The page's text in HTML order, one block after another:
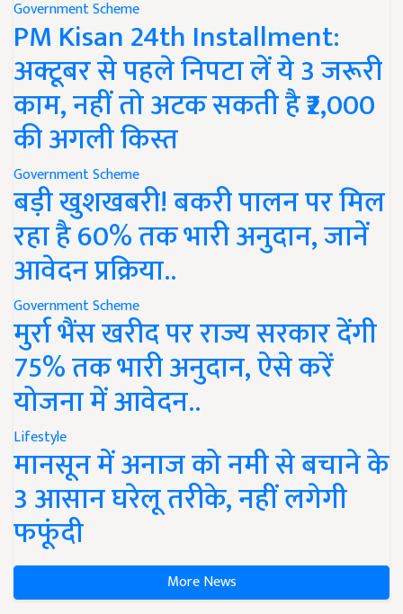
Government Scheme
PM Kisan 24th Installment:
अक्टूबर से पहले निपटा लें ये 3 जरूरी
काम, नहीं तो अटक सकती है ₹2,000
की अगली किस्त
Government Scheme
बड़ी खुशखबरी! बकरी पालन पर मिल
रहा है 60% तक भारी अनुदान, जानें
आवेदन प्रक्रिया..
Government Scheme
मुर्रा भैंस खरीद पर राज्य सरकार देंगी
75% तक भारी अनुदान, ऐसे करें
योजना में आवेदन..
Lifestyle
मानसून में अनाज को नमी से बचाने के
3 आसान घरेलू तरीके, नहीं लगेगी
फफूंदी
More News